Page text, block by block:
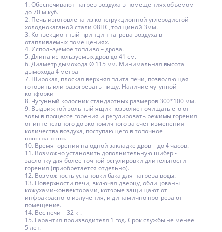
1. Обеспечивают нагрев воздуха в помещениях объемом
до 70 м.куб.
2. Печь изготовлена из конструкционной углеродистой
холоднокатаной стали 08ПС, толщиной 3мм.
3. Конвекционный принцип нагрева воздуха в
отапливаемых помещениях.
4. Используемое топливо – дрова.
5. Длина используемых дров до 41 см.
6. Диаметр дымохода Ø 115 мм. Минимальная высота
дымохода 4 метра
7. Широкая, плоская верхняя плита печи, позволяющая
готовить или разогревать пищу. Наличие чугунной
конфорки
8. Чугунный колосник стандартных размеров 300*100 мм.
9. Выдвижной зольный ящик позволяет очищать его от
золы в процессе горения и регулировать режимы горения
от интенсивного до экономичного за счёт изменения
количества воздуха, поступающего в топочное
пространство.
10. Время горения на одной закладке дров – до 4 часов.
11. Возможно установить дополнительную шибер -
заслонку для более точной регулировки длительности
горения (приобретается отдельно).
12. Возможность установки бака для нагрева воды.
13. Поверхности печи, включая дверцу, облицованы
кожухами-конвекторами, которые защищают от
инфракрасного излучения, и динамично прогревают
помещение.
14. Вес печи – 32 кг.
15. Гарантия производителя 1 год. Срок службы не менее
5 лет.